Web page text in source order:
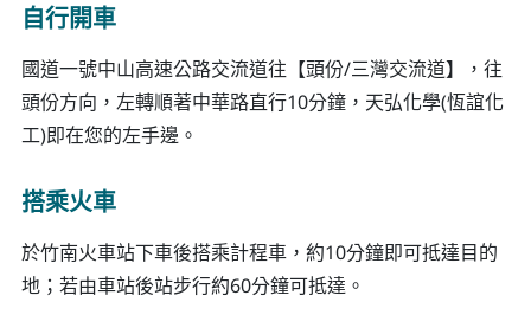
自行開車
國道一號中山高速公路交流道往【頭份/三灣交流道】，往
頭份方向，左轉順著中華路直行10分鐘，天弘化學(恆誼化
工)即在您的左手邊。
搭乘火車
於竹南火車站下車後搭乘計程車，約10分鐘即可抵達目的
地；若由車站後站步行約60分鐘可抵達。